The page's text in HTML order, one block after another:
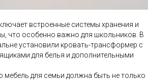
встроенные системы хранения и
что особенно важно для школьников. В
установили кровать-трансформер с
для белья и дополнительными
для семьи должна быть не только